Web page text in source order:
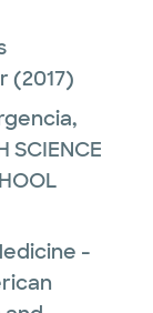
(2017)
SCIENCE
-